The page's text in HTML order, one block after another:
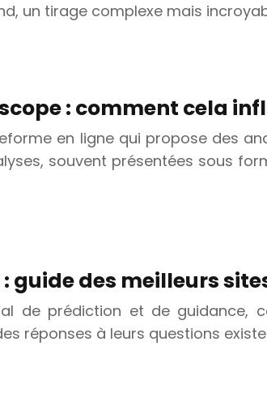
un tirage complexe mais
: comment cela
en ligne qui propose des
souvent présentées sous
guide des meilleurs
de prédiction et de guidance,
réponses à leurs questions